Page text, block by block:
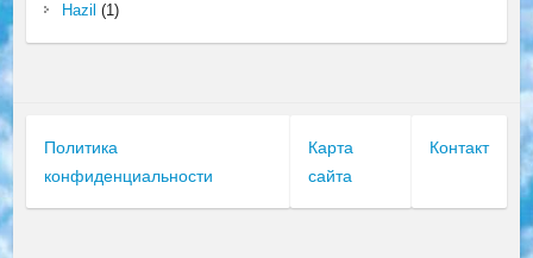
Hazil (1)
Политика
конфиденциальности
Карта
сайта
Контакт